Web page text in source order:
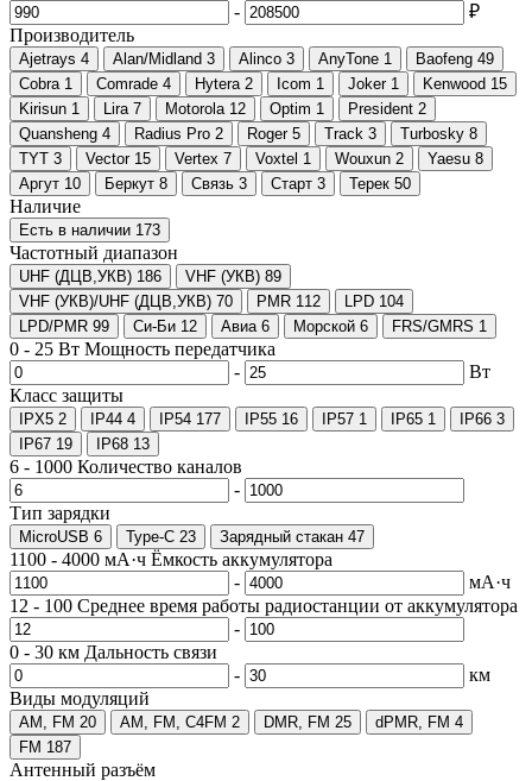
-
₽
Производитель
Ajetrays 4 Alan/Midland 3 Alinco 3 AnyTone 1 Baofeng 49
Cobra 1 Comrade 4 Hytera 2 Icom 1 Joker 1 Kenwood 15
Kirisun 1 Lira 7 Motorola 12 Optim 1 President 2
Quansheng 4 Radius Pro 2 Roger 5 Track 3 Turbosky 8
TYT 3 Vector 15 Vertex 7 Voxtel 1 Wouxun 2 Yaesu 8
Аргут 10 Беркут 8 Связь 3 Старт 3 Терек 50
Наличие
Есть в наличии 173
Частотный диапазон
UHF (ДЦВ,УКВ) 186 VHF (УКВ) 89
VHF (УКВ)/UHF (ДЦВ,УКВ) 70 PMR 112 LPD 104
LPD/PMR 99 Си-Би 12 Авиа 6 Морской 6 FRS/GMRS 1
0 - 25 Вт Мощность передатчика
-
Вт
Класс защиты
IPX5 2 IP44 4 IP54 177 IP55 16 IP57 1 IP65 1 IP66 3
IP67 19 IP68 13
6 - 1000 Количество каналов
-
Тип зарядки
MicroUSB 6 Type-C 23 Зарядный стакан 47
1100 - 4000 мА·ч Ёмкость аккумулятора
-
мА·ч
12 - 100 Среднее время работы радиостанции от аккумулятора
-
0 - 30 км Дальность связи
-
км
Виды модуляций
AM, FM 20 AM, FM, C4FM 2 DMR, FM 25 dPMR, FM 4
FM 187
Антенный разъём